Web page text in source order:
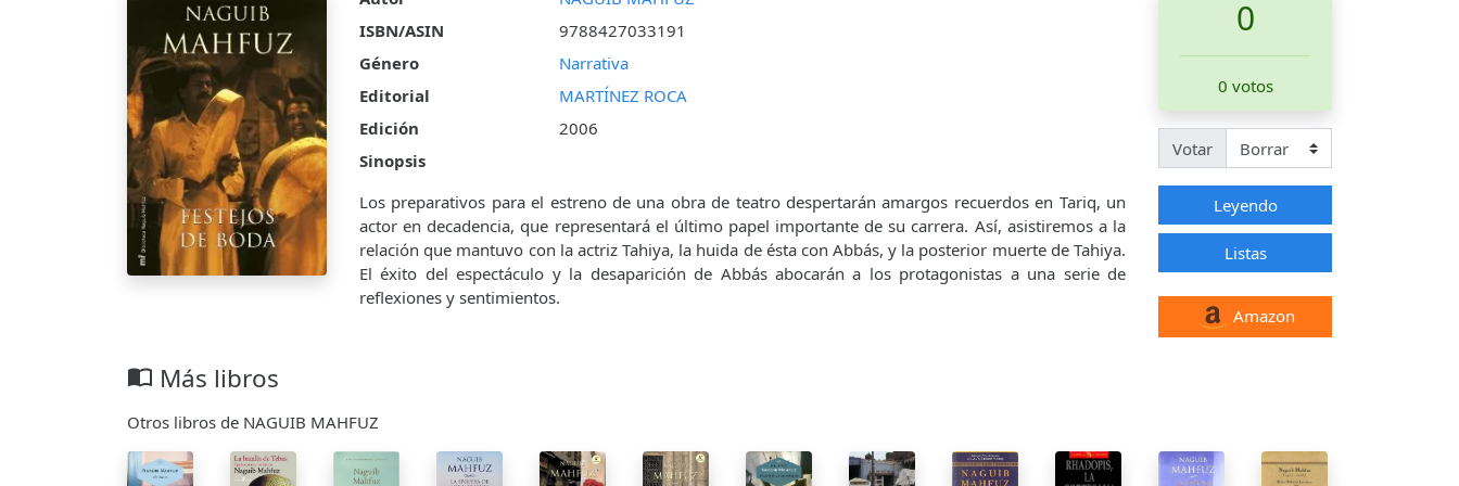
ISBN/ASIN
9788427033191
Género
Narrativa
Editorial
MARTÍNEZ ROCA
Edición
2006
Sinopsis
Los preparativos para el estreno de una obra de teatro despertarán amargos recuerdos en Tariq, un
actor en decadencia, que representará el último papel importante de su carrera. Así, asistiremos a la
relación que mantuvo con la actriz Tahiya, la huida de ésta con Abbás, y la posterior muerte de Tahiya.
El éxito del espectáculo y la desaparición de Abbás abocarán a los protagonistas a una serie de
reflexiones y sentimientos.
0
0 votos
Votar
Leyendo
Listas
Amazon
import_contacts Más libros
Otros libros de NAGUIB MAHFUZ